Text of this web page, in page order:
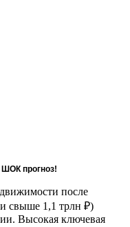
прогноз!
после
свыше 1,1 трлн ₽)
Высокая ключевая